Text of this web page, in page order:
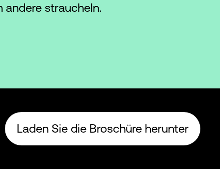
andere straucheln.
Laden Sie die Broschüre herunter